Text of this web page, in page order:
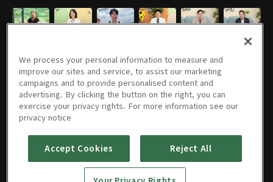
196회
197회
10/09/2022 • 58분
198회 199회 200회 201회 202회
We process your personal information to measure and
improve our sites and service, to assist our marketing
campaigns and to provide personalised content and
advertising. By clicking the button on the right, you can
exercise your privacy rights. For more information see our
privacy notice
Accept Cookies Reject All